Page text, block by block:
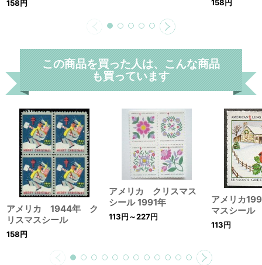
この商品を買った人は、こんな商品
も買っています
アメリカ 1944年 ク
リスマスシール
158円
アメリカ クリスマス
シール 1991年
113円～227円
アメリカ
マスシール
113円